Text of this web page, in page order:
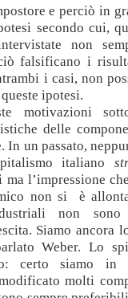
e perciò in
secondo cui,
non
falsificano i
i casi, non
ipotesi.
motivazioni
delle
In un passato,
italiano
ma l’impressione
non si è
non sono
Siamo ancora
Weber. Lo
certo siamo in
molti